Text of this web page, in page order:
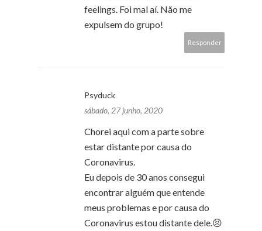
feelings. Foi mal aí. Não me
expulsem do grupo!
Responder
Psyduck
sábado, 27 junho, 2020
Chorei aqui com a parte sobre
estar distante por causa do
Coronavirus.
Eu depois de 30 anos consegui
encontrar alguém que entende
meus problemas e por causa do
Coronavirus estou distante dele.😣